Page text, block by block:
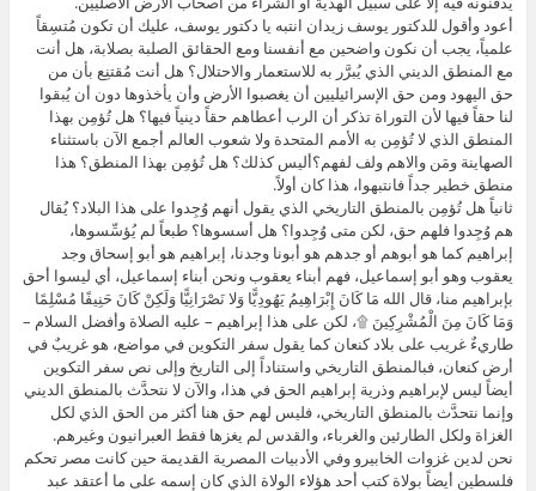
أعود وأقول للدكتور يوسف زيدان انتبه يا دكتور يوسف، عليك أن تكون مُتسِقاً
علمياً، يجب أن نكون واضحين مع أنفسنا ومع الحقائق الصلبة بصلابة، هل أنت
مع المنطق الديني الذي يُبرَّر به للاستعمار والاحتلال؟ هل أنت مُقتنِع بأن من
حق اليهود ومن حق الإسرائيليين أن يغصبوا الأرض وأن يأخذوها دون أن يُبقوا
لنا حقاً فيها لأن التوراة تذكر أن الرب أعطاهم حقاً دينياً فيها؟ هل تُؤمِن بهذا
المنطق الذي لا تُؤمِن به الأمم المتحدة ولا شعوب العالم أجمع الآن باستثناء
الصهاينة ومَن والاهم ولف لفهم؟أليس كذلك؟ هل تُؤمِن بهذا المنطق؟ هذا
منطق خطير جداً فانتبهوا، هذا كان أولاً.
ثانياً هل تُؤمِن بالمنطق التاريخي الذي يقول أنهم وُجِدوا على هذا البلاد؟ يُقال
هم وُجِدوا فلهم حق، لكن متى وُجِدوا؟ هل أسسوها؟ طبعاً لم يُؤسِّسوها،
إبراهيم كما هو أبوهم أو جدهم هو أبونا وجدنا، إبراهيم هو أبو إسحاق وجد
يعقوب وهو أبو إسماعيل، فهم أبناء يعقوب ونحن أبناء إسماعيل، أي ليسوا أحق
بإبراهيم منا، قال الله مَا كَانَ إِبْرَاهِيمُ يَهُودِيًّا وَلا نَصْرَانِيًّا وَلَكِنْ كَانَ حَنِيفًا مُسْلِمًا
وَمَا كَانَ مِنَ الْمُشْرِكِينَ ۩، لكن على هذا إبراهيم – عليه الصلاة وأفضل السلام –
طاريءٌ غريب على بلاد كنعان كما يقول سفر التكوين في مواضع، هو غريبٌ في
أرض كنعان، فبالمنطق التاريخي واستناداً إلى التاريخ وإلى نص سفر التكوين
أيضاً ليس لإبراهيم وذرية إبراهيم الحق في هذا، والآن لا نتحدَّث بالمنطق الديني
وإنما نتحدَّث بالمنطق التاريخي، فليس لهم حق هنا أكثر من الحق الذي لكل
الغزاة ولكل الطارئين والغرباء، والقدس لم يغزها فقط العبرانيون وغيرهم.
نحن لدين غزوات الخابيرو وفي الأدبيات المصرية القديمة حين كانت مصر تحكم
فلسطين أيضاً بولاة كتب أحد هؤلاء الولاة الذي كان إسمه على ما أعتقد عبد